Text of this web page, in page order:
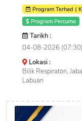
Program Terhad (
Program Percuma
Tarikh :
04-08-2026 (07:30)
Lokasi :
Bilik Respiratori,
Labuan